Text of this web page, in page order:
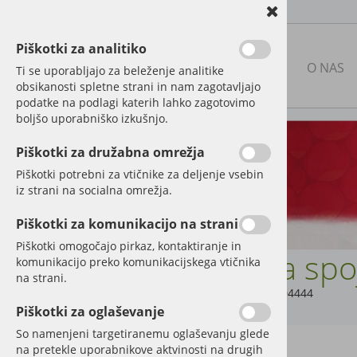
NAŠA PONUDBA O NAS
MEHANIZACIJA
NOVA MEHANIZACIJA IN
PRIKLJUČKI
DELI IN DODATNA OPREMA
ZA TRAKTORJE
Elektrika in luči
Označevalne table in nalepke
Hidravlika
Hitra
86004444
Piškotki za analitiko
Ti se uporabljajo za beleženje analitike
obsikanosti spletne strani in nam zagotavljajo
podatke na podlagi katerih lahko zagotovimo
boljšo uporabniško izkušnjo.
Piškotki za družabna omrežja
Piškotki potrebni za vtičnike za deljenje vsebin
iz strani na socialna omrežja.
Piškotki za komunikacijo na strani
Piškotki omogočajo pirkaz, kontaktiranje in
komunikacijo preko komunikacijskega vtičnika
na strani.
Piškotki za oglaševanje
So namenjeni targetiranemu oglaševanju glede
na pretekle uporabnikove aktvinosti na drugih